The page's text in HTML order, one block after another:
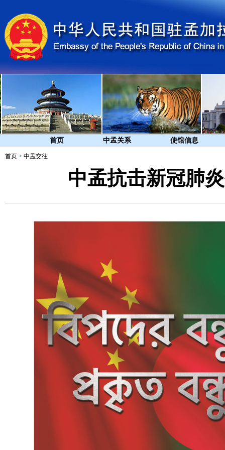
首页 中孟关系 使馆信息
首页 > 中孟交往
中孟抗击新冠肺